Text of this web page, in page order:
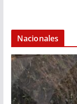
Nacionales